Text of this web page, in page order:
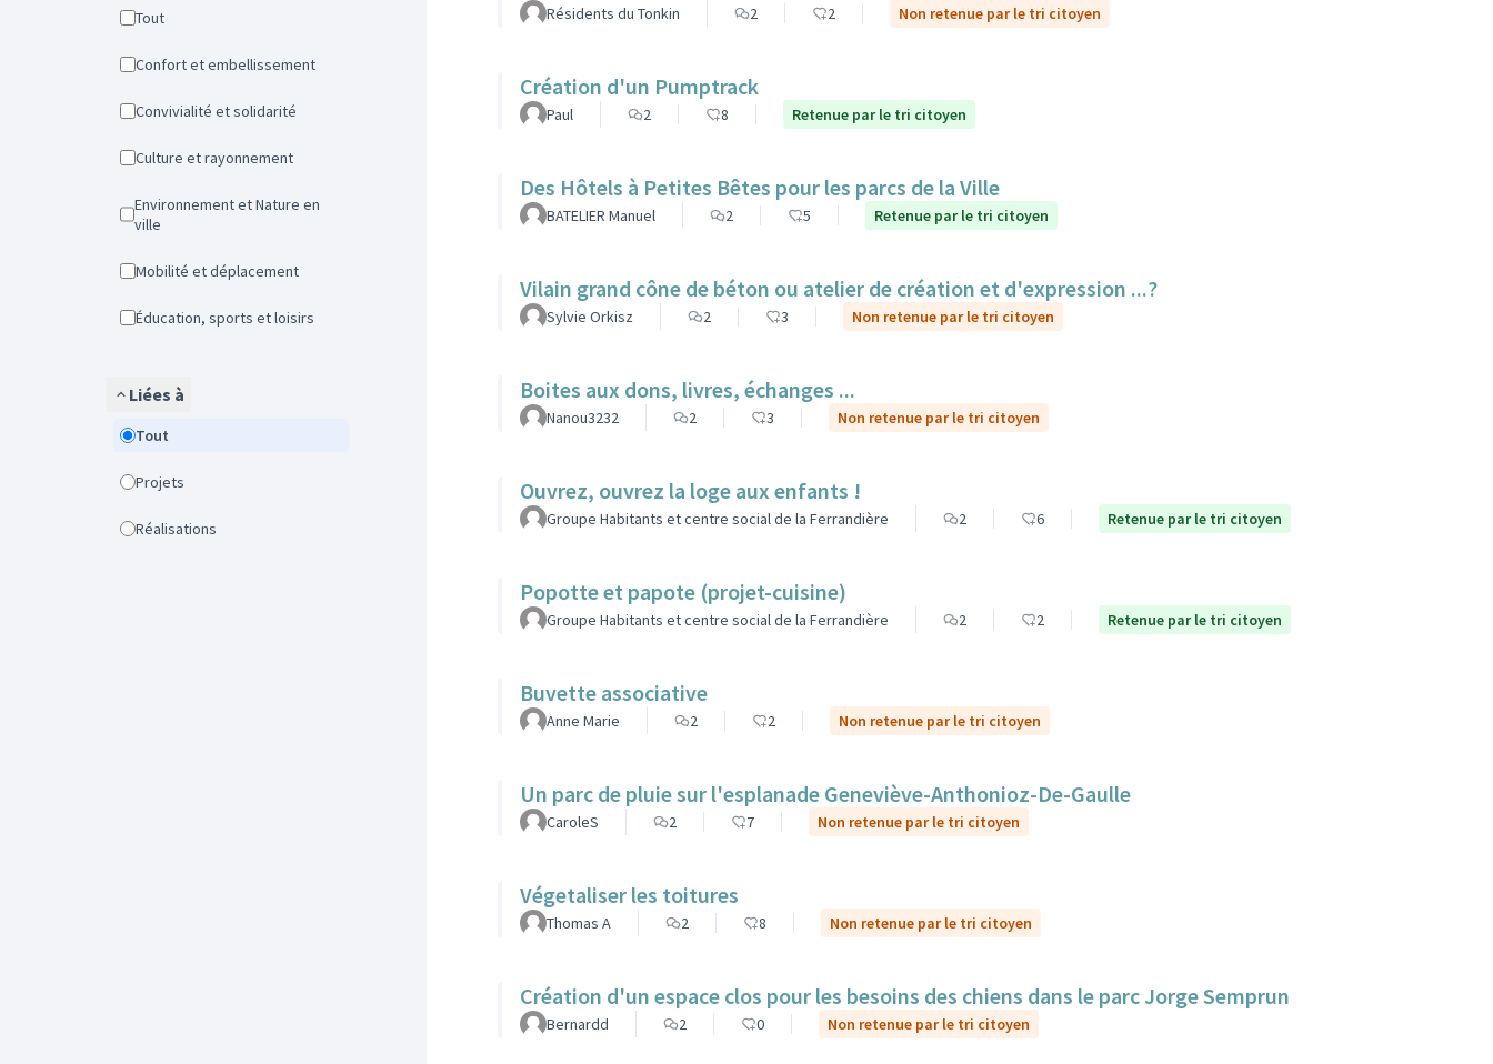
Tout
Confort et embellissement
Convivialité et solidarité
Culture et rayonnement
Environnement et Nature en
ville
Mobilité et déplacement
Éducation, sports et loisirs
Liées à
Tout
Projets
Réalisations
Résidents du Tonkin 2 2 Non retenue par le tri citoyen
Création d'un Pumptrack
Paul 2 8 Retenue par le tri citoyen
Des Hôtels à Petites Bêtes pour les parcs de la Ville
BATELIER Manuel 2 5 Retenue par le tri citoyen
Vilain grand cône de béton ou atelier de création et d'expression ...?
Sylvie Orkisz 2 3 Non retenue par le tri citoyen
Boites aux dons, livres, échanges ...
Nanou3232 2 3 Non retenue par le tri citoyen
Ouvrez, ouvrez la loge aux enfants !
Groupe Habitants et centre social de la Ferrandière 2 6 Retenue par le tri citoyen
Popotte et papote (projet-cuisine)
Groupe Habitants et centre social de la Ferrandière 2 2 Retenue par le tri citoyen
Buvette associative
Anne Marie 2 2 Non retenue par le tri citoyen
Un parc de pluie sur l'esplanade Geneviève-Anthonioz-De-Gaulle
CaroleS 2 7 Non retenue par le tri citoyen
Végetaliser les toitures
Thomas A 2 8 Non retenue par le tri citoyen
Création d'un espace clos pour les besoins des chiens dans le parc Jorge Semprun
Bernardd 2 0 Non retenue par le tri citoyen